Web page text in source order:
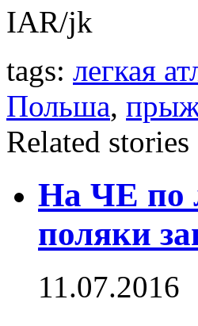
IAR/jk
tags: легкая
Польша,
Related stories
На ЧЕ по
поляки
11.07.2016